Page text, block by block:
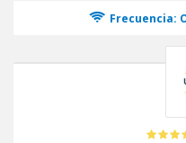
Frecuencia: